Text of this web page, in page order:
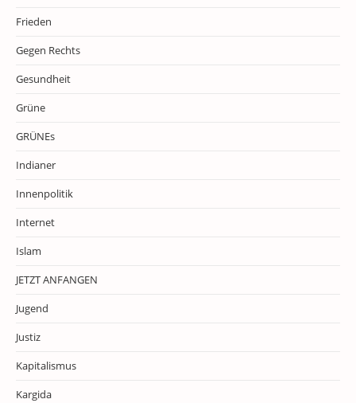
Frieden
Gegen Rechts
Gesundheit
Grüne
GRÜNEs
Indianer
Innenpolitik
Internet
Islam
JETZT ANFANGEN
Jugend
Justiz
Kapitalismus
Kargida